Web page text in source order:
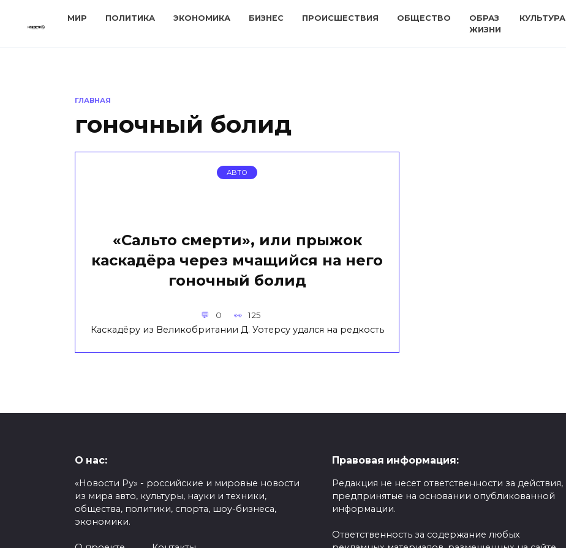
МИР ПОЛИТИКА ЭКОНОМИКА БИЗНЕС ПРОИСШЕСТВИЯ ОБЩЕСТВО
ОБРАЗ
ЖИЗНИ
КУЛЬТУРА
ГЛАВНАЯ
гоночный болид
АВТО
«Сальто смерти», или прыжок
каскадёра через мчащийся на него
гоночный болид
0 125
Каскадёру из Великобритании Д. Уотерсу удался на редкость
О нас:
«Новости Ру» - российские и мировые новости
из мира авто, культуры, науки и техники,
общества, политики, спорта, шоу-бизнеса,
экономики.
Правовая информация:
Редакция не несет ответственности за действия,
предпринятые на основании опубликованной
информации.
Ответственность за содержание любых